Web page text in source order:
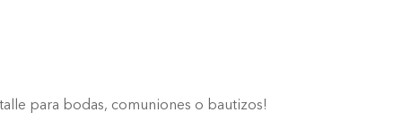
para bodas, comuniones o bautizos!